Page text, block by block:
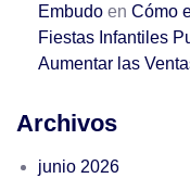
Embudo en Cómo
Fiestas Infantiles
Aumentar las
Archivos
junio 2026